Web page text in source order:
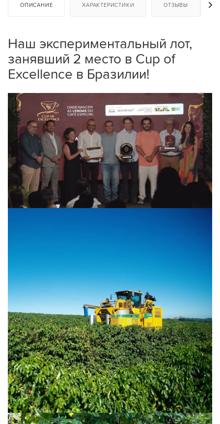
ОПИСАНИЕ ХАРАКТЕРИСТИКИ ОТЗЫВЫ
Наш экспериментальный лот,
занявший 2 место в Cup of
Excellence в Бразилии!